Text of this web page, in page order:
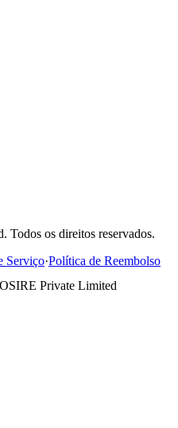
os direitos reservados.
Serviço·Política de Reembolso
Private Limited